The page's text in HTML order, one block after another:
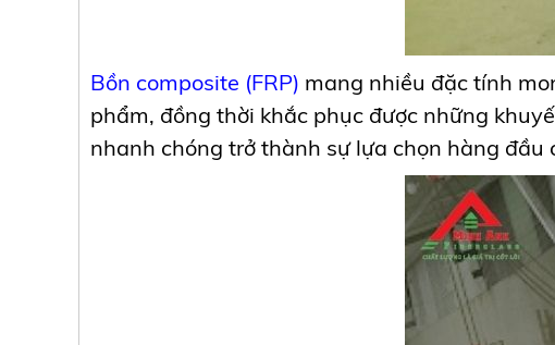
Bồn composite (FRP) mang nhiều đặc tính
phẩm, đồng thời khắc phục được những
nhanh chóng trở thành sự lựa chọn hàng